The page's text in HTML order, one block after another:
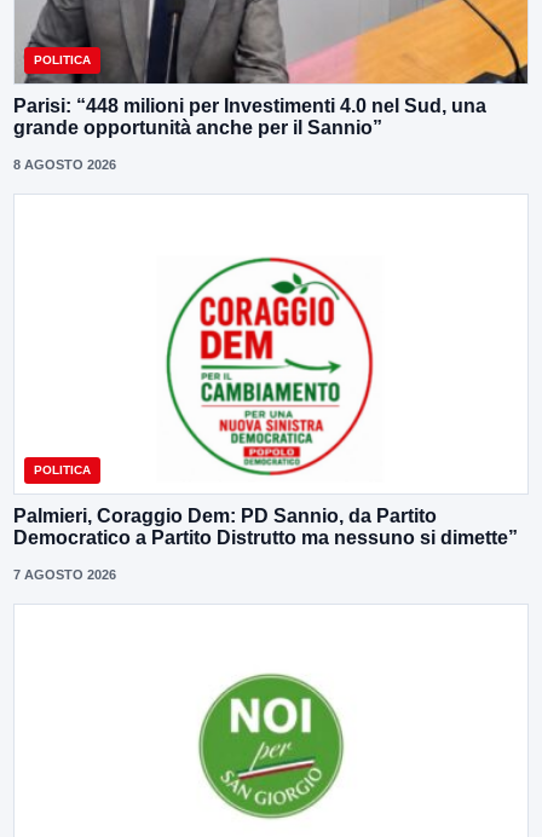
POLITICA
Parisi: “448 milioni per Investimenti 4.0 nel Sud, una
grande opportunità anche per il Sannio”
8 AGOSTO 2026
POLITICA
Palmieri, Coraggio Dem: PD Sannio, da Partito
Democratico a Partito Distrutto ma nessuno si dimette”
7 AGOSTO 2026